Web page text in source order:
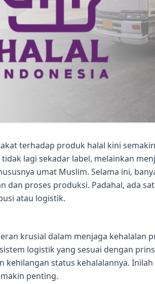
terhadap produk halal kini
lagi sekadar label, melainkan
umat Muslim. Selama ini,
dan proses produksi. Padahal, ada
atau logistik.
krusial dalam menjaga kehalalan
logistik yang sesuai dengan
kehilangan status kehalalannya.
penting.